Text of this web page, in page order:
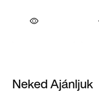
Neked Ajánljuk